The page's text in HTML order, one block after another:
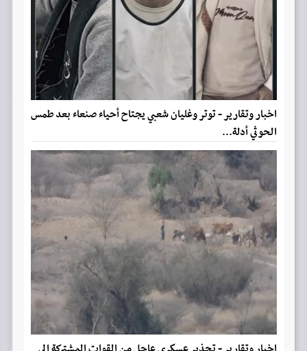
اخبار وتقارير - توتر وغليان شعبي يجتاح أحياء صنعاء بعد طمس
الحوثي أدلة...